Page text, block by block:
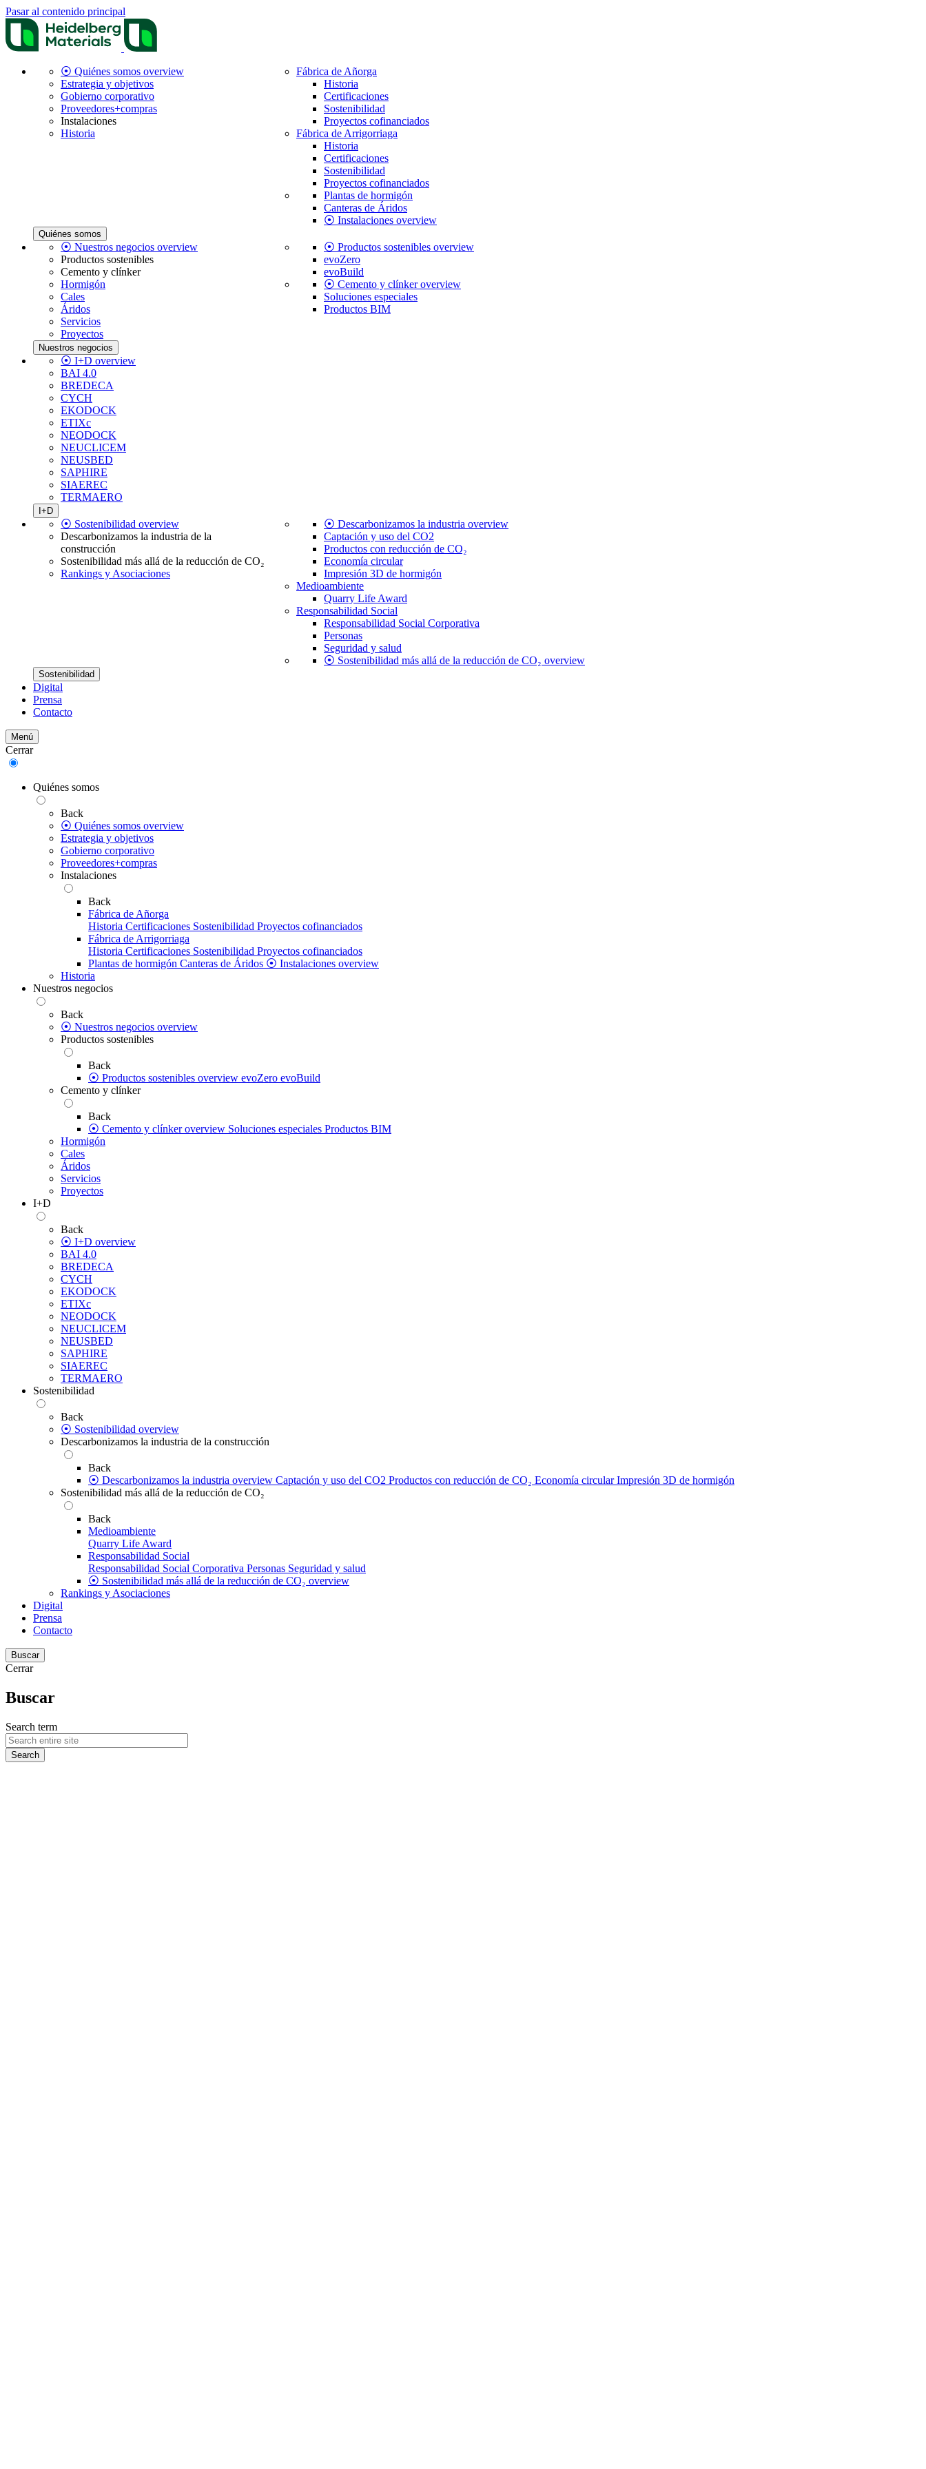
Pasar al contenido principal
⦿ Quiénes somos overview
Estrategia y objetivos
Gobierno corporativo
Proveedores+compras
Instalaciones
Historia
Fábrica de Añorga
Historia
Certificaciones
Sostenibilidad
Proyectos cofinanciados
Fábrica de Arrigorriaga
Historia
Certificaciones
Sostenibilidad
Proyectos cofinanciados
Plantas de hormigón
Canteras de Áridos
⦿ Instalaciones overview
Quiénes somos
⦿ Nuestros negocios overview
Productos sostenibles
Cemento y clínker
Hormigón
Cales
Áridos
Servicios
Proyectos
⦿ Productos sostenibles overview
evoZero
evoBuild
⦿ Cemento y clínker overview
Soluciones especiales
Productos BIM
Nuestros negocios
⦿ I+D overview
BAI 4.0
BREDECA
CYCH
EKODOCK
ETIXc
NEODOCK
NEUCLICEM
NEUSBED
SAPHIRE
SIAEREC
TERMAERO
I+D
⦿ Sostenibilidad overview
Descarbonizamos la industria de la
construcción
Sostenibilidad más allá de la reducción de CO₂
Rankings y Asociaciones
⦿ Descarbonizamos la industria overview
Captación y uso del CO2
Productos con reducción de CO₂
Economía circular
Impresión 3D de hormigón
Medioambiente
Quarry Life Award
Responsabilidad Social
Responsabilidad Social Corporativa
Personas
Seguridad y salud
⦿ Sostenibilidad más allá de la reducción de CO₂ overview
Sostenibilidad
Digital
Prensa
Contacto
Menú
Cerrar
Quiénes somos
Back
⦿ Quiénes somos overview
Estrategia y objetivos
Gobierno corporativo
Proveedores+compras
Instalaciones
Back
Fábrica de Añorga
Historia Certificaciones Sostenibilidad Proyectos cofinanciados
Fábrica de Arrigorriaga
Historia Certificaciones Sostenibilidad Proyectos cofinanciados
Plantas de hormigón Canteras de Áridos ⦿ Instalaciones overview
Historia
Nuestros negocios
Back
⦿ Nuestros negocios overview
Productos sostenibles
Back
⦿ Productos sostenibles overview evoZero evoBuild
Cemento y clínker
Back
⦿ Cemento y clínker overview Soluciones especiales Productos BIM
Hormigón
Cales
Áridos
Servicios
Proyectos
I+D
Back
⦿ I+D overview
BAI 4.0
BREDECA
CYCH
EKODOCK
ETIXc
NEODOCK
NEUCLICEM
NEUSBED
SAPHIRE
SIAEREC
TERMAERO
Sostenibilidad
Back
⦿ Sostenibilidad overview
Descarbonizamos la industria de la construcción
Back
⦿ Descarbonizamos la industria overview Captación y uso del CO2 Productos con reducción de CO₂ Economía circular Impresión 3D de hormigón
Sostenibilidad más allá de la reducción de CO₂
Back
Medioambiente
Quarry Life Award
Responsabilidad Social
Responsabilidad Social Corporativa Personas Seguridad y salud
⦿ Sostenibilidad más allá de la reducción de CO₂ overview
Rankings y Asociaciones
Digital
Prensa
Contacto
Buscar
Cerrar
Buscar
Search term